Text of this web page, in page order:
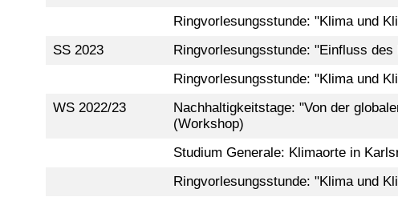
Ringvorlesungsstunde: "Klima und
SS 2023
Ringvorlesungsstunde: "Einfluss
Ringvorlesungsstunde: "Klima und
WS 2022/23
Nachhaltigkeitstage: "Von der
(Workshop)
Studium Generale: Klimaorte in
Ringvorlesungsstunde: "Klima und